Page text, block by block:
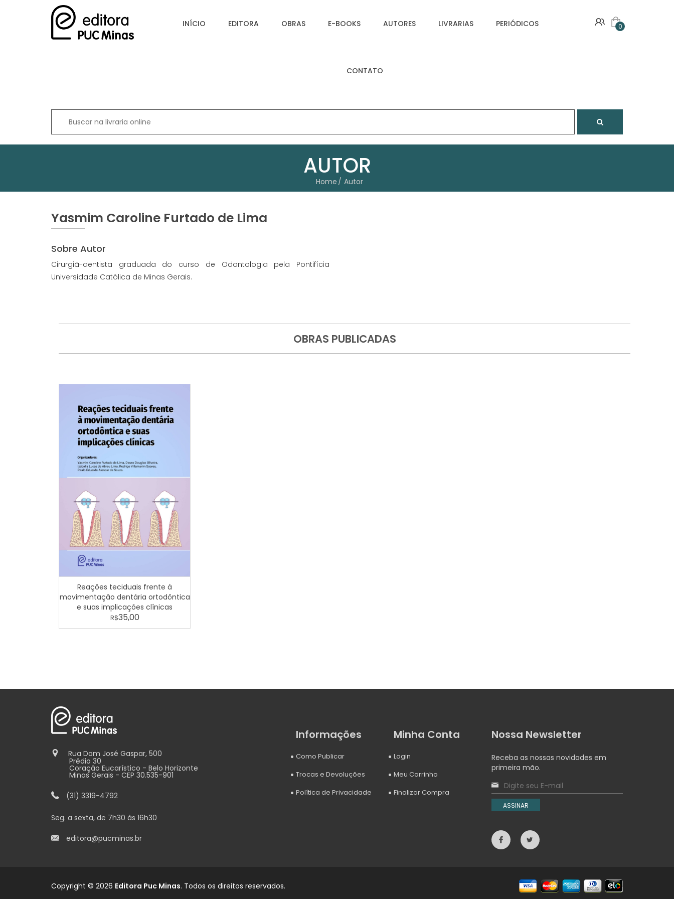
INÍCIO EDITORA OBRAS E-BOOKS AUTORES LIVRARIAS PERIÓDICOS
CONTATO
0
AUTOR
Home Autor
Yasmim Caroline Furtado de Lima
Sobre Autor
Cirurgiã-dentista graduada do curso de Odontologia pela Pontifícia
Universidade Católica de Minas Gerais.
OBRAS PUBLICADAS
Reações teciduais frente à
movimentação dentária ortodôntica
e suas implicações clínicas
R$35,00
Rua Dom José Gaspar, 500
Prédio 30
Coração Eucarístico - Belo Horizonte
Minas Gerais - CEP 30.535-901
(31) 3319-4792
Seg. a sexta, de 7h30 às 16h30
editora@pucminas.br
Informações
Como Publicar
Trocas e Devoluções
Política de Privacidade
Minha Conta
Login
Meu Carrinho
Finalizar Compra
Nossa Newsletter
Receba as nossas novidades em
primeira mão.
ASSINAR
Copyright © 2026 Editora Puc Minas. Todos os direitos reservados.